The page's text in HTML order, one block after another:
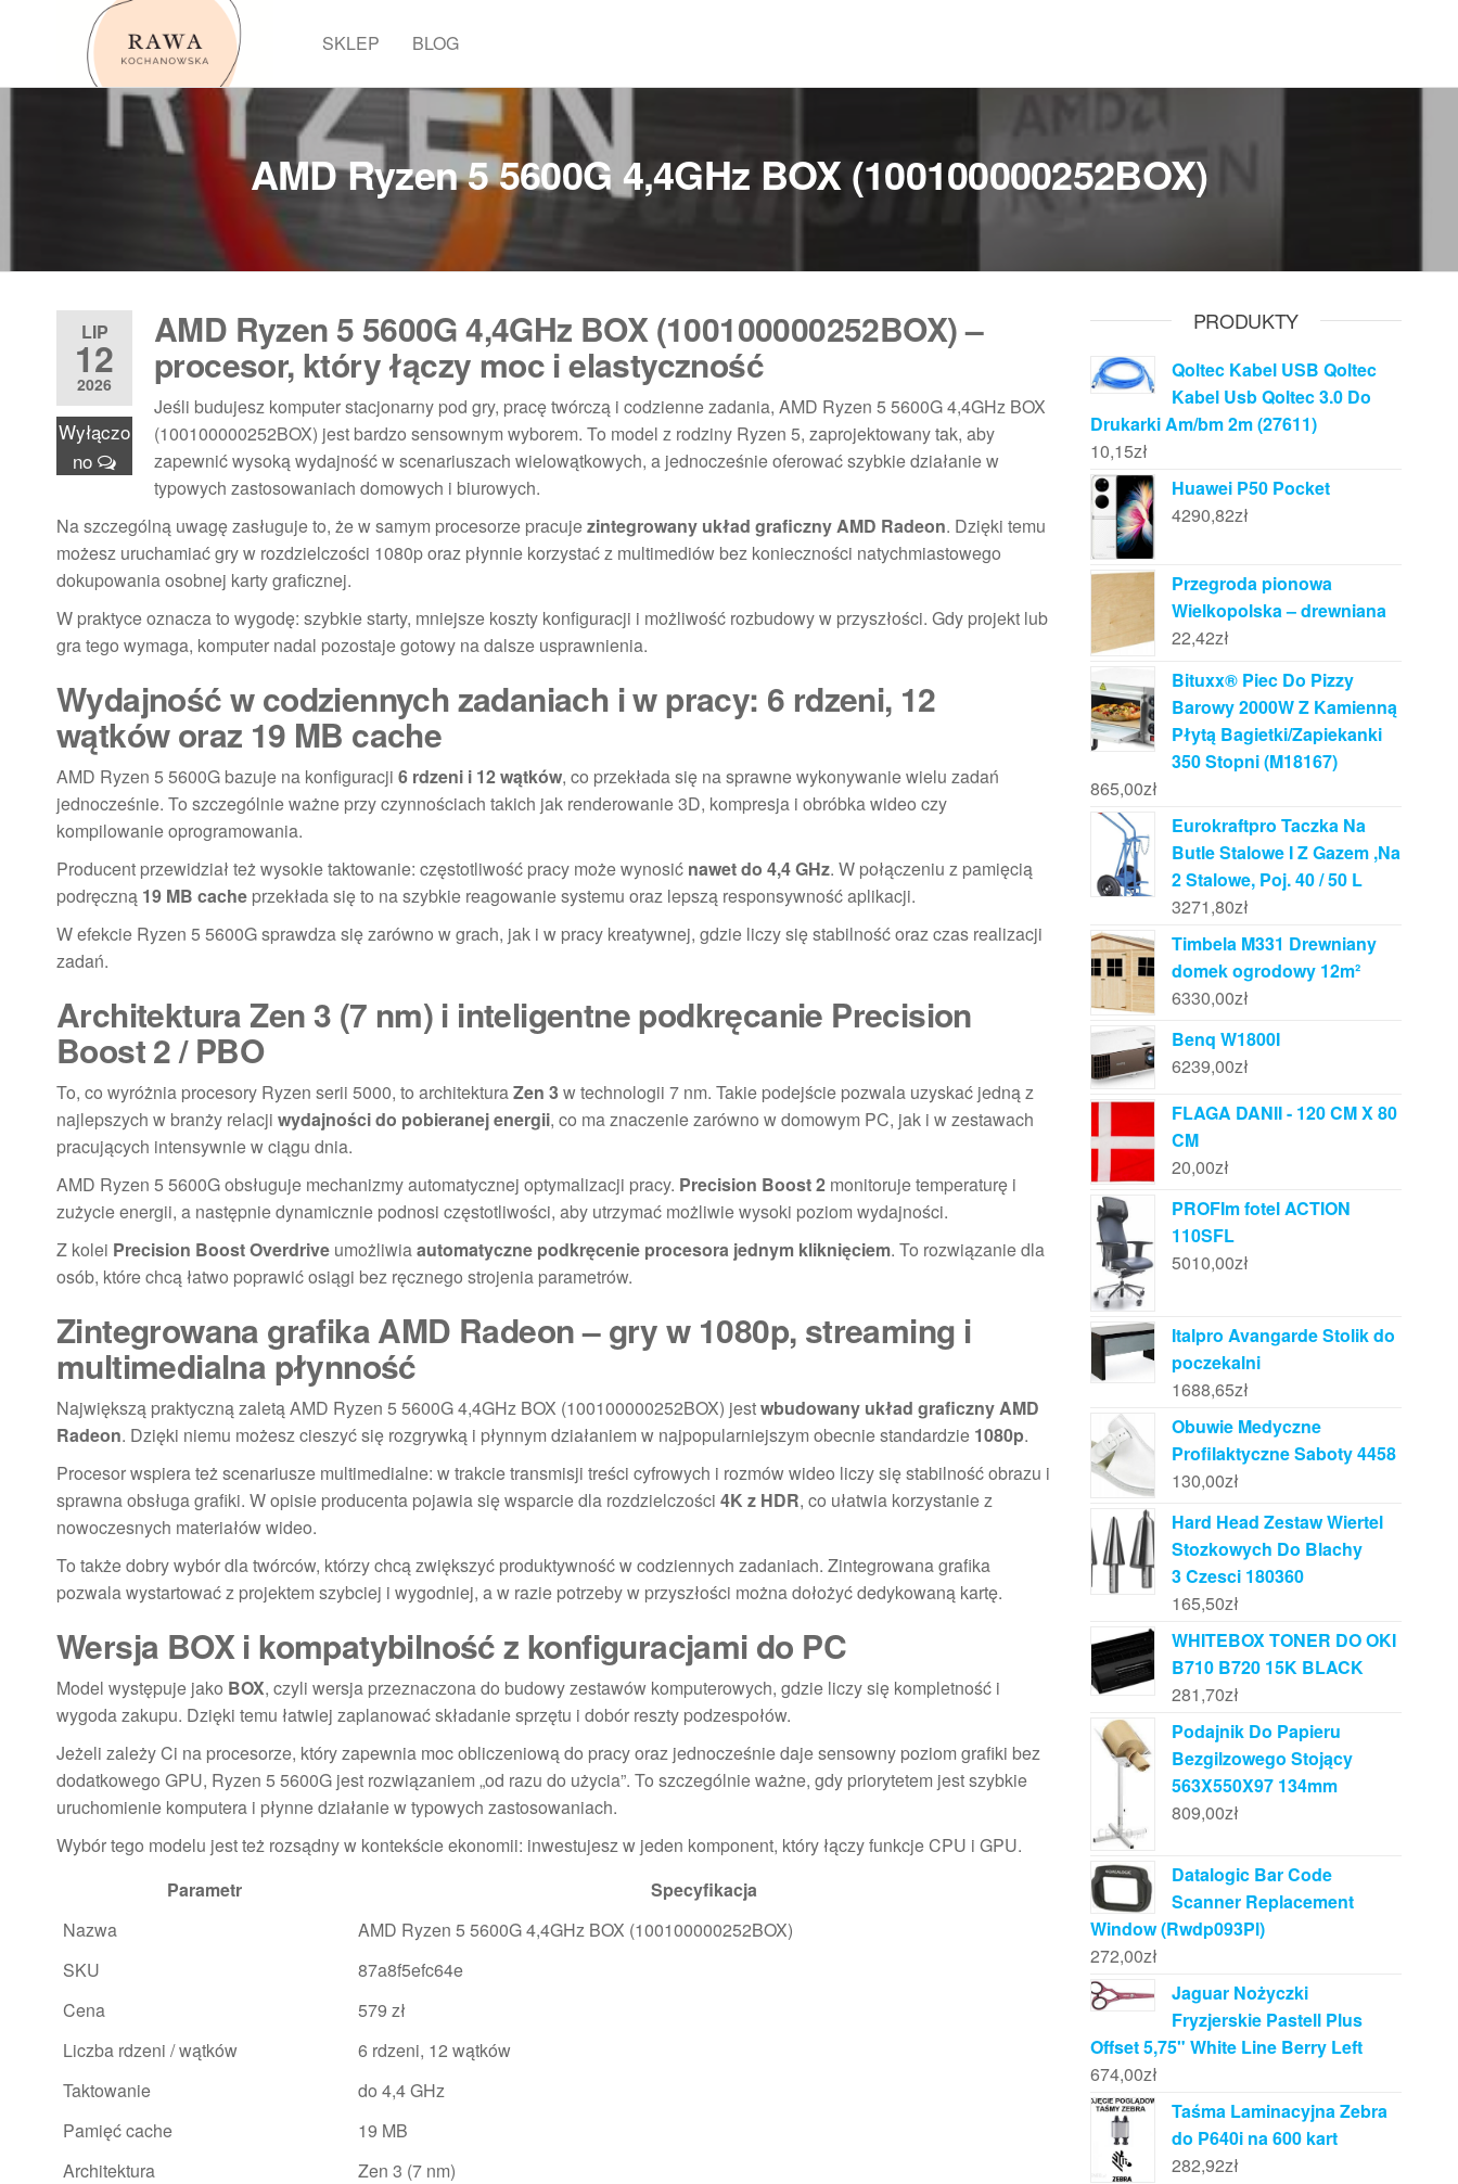
SKLEP BLOG
AMD Ryzen 5 5600G 4,4GHz BOX (100100000252BOX)
LIP
12
2026
Wyłączo
no
AMD Ryzen 5 5600G 4,4GHz BOX (100100000252BOX) –
procesor, który łączy moc i elastyczność
Jeśli budujesz komputer stacjonarny pod gry, pracę twórczą i codzienne zadania, AMD Ryzen 5 5600G 4,4GHz BOX
(100100000252BOX) jest bardzo sensownym wyborem. To model z rodziny Ryzen 5, zaprojektowany tak, aby
zapewnić wysoką wydajność w scenariuszach wielowątkowych, a jednocześnie oferować szybkie działanie w
typowych zastosowaniach domowych i biurowych.
Na szczególną uwagę zasługuje to, że w samym procesorze pracujezintegrowany układ graficzny AMD Radeon. Dzięki temu
możesz uruchamiać gry w rozdzielczości 1080p oraz płynnie korzystać z multimediów bez konieczności natychmiastowego
dokupowania osobnej karty graficznej.
W praktyce oznacza to wygodę: szybkie starty, mniejsze koszty konfiguracji i możliwość rozbudowy w przyszłości. Gdy projekt lub
gra tego wymaga, komputer nadal pozostaje gotowy na dalsze usprawnienia.
Wydajność w codziennych zadaniach i w pracy: 6 rdzeni, 12
wątków oraz 19 MB cache
AMD Ryzen 5 5600G bazuje na konfiguracji 6 rdzeni i 12 wątków, co przekłada się na sprawne wykonywanie wielu zadań
jednocześnie. To szczególnie ważne przy czynnościach takich jak renderowanie 3D, kompresja i obróbka wideo czy
kompilowanie oprogramowania.
Producent przewidział też wysokie taktowanie: częstotliwość pracy może wynosić nawet do 4,4 GHz. W połączeniu z pamięcią
podręczną 19 MB cache przekłada się to na szybkie reagowanie systemu oraz lepszą responsywność aplikacji.
W efekcie Ryzen 5 5600G sprawdza się zarówno w grach, jak i w pracy kreatywnej, gdzie liczy się stabilność oraz czas realizacji
zadań.
Architektura Zen 3 (7 nm) i inteligentne podkręcanie Precision
Boost 2 / PBO
To, co wyróżnia procesory Ryzen serii 5000, to architekturaZen 3w technologii 7 nm. Takie podejście pozwala uzyskać jedną z
najlepszych w branży relacji wydajności do pobieranej energii, co ma znaczenie zarówno w domowym PC, jak i w zestawach
pracujących intensywnie w ciągu dnia.
AMD Ryzen 5 5600G obsługuje mechanizmy automatycznej optymalizacji pracy. Precision Boost 2 monitoruje temperaturę i
zużycie energii, a następnie dynamicznie podnosi częstotliwości, aby utrzymać możliwie wysoki poziom wydajności.
Z kolei Precision Boost Overdrive umożliwiaautomatyczne podkręcenie procesora jednym kliknięciem. To rozwiązanie dla
osób, które chcą łatwo poprawić osiągi bez ręcznego strojenia parametrów.
Zintegrowana grafika AMD Radeon – gry w 1080p, streaming i
multimedialna płynność
Największą praktyczną zaletą AMD Ryzen 5 5600G 4,4GHz BOX (100100000252BOX) jestwbudowany układ graficzny AMD
Radeon. Dzięki niemu możesz cieszyć się rozgrywką i płynnym działaniem w najpopularniejszym obecnie standardzie 1080p.
Procesor wspiera też scenariusze multimedialne: w trakcie transmisji treści cyfrowych i rozmów wideo liczy się stabilność obrazu i
sprawna obsługa grafiki. W opisie producenta pojawia się wsparcie dla rozdzielczości 4K z HDR, co ułatwia korzystanie z
nowoczesnych materiałów wideo.
To także dobry wybór dla twórców, którzy chcą zwiększyć produktywność w codziennych zadaniach. Zintegrowana grafika
pozwala wystartować z projektem szybciej i wygodniej, a w razie potrzeby w przyszłości można dołożyć dedykowaną kartę.
Wersja BOX i kompatybilność z konfiguracjami do PC
Model występuje jako BOX, czyli wersja przeznaczona do budowy zestawów komputerowych, gdzie liczy się kompletność i
wygoda zakupu. Dzięki temu łatwiej zaplanować składanie sprzętu i dobór reszty podzespołów.
Jeżeli zależy Ci na procesorze, który zapewnia moc obliczeniową do pracy oraz jednocześnie daje sensowny poziom grafiki bez
dodatkowego GPU, Ryzen 5 5600G jest rozwiązaniem „od razu do użycia”. To szczególnie ważne, gdy priorytetem jest szybkie
uruchomienie komputera i płynne działanie w typowych zastosowaniach.
Wybór tego modelu jest też rozsądny w kontekście ekonomii: inwestujesz w jeden komponent, który łączy funkcje CPU i GPU.
Parametr
Specyfikacja
Nazwa
AMD Ryzen 5 5600G 4,4GHz BOX (100100000252BOX)
SKU
87a8f5efc64e
Cena
579 zł
Liczba rdzeni / wątków
6 rdzeni, 12 wątków
Taktowanie
do 4,4 GHz
Pamięć cache
19 MB
Architektura
Zen 3 (7 nm)
PRODUKTY
Qoltec Kabel USB Qoltec
Kabel Usb Qoltec 3.0 Do
Drukarki Am/bm 2m (27611)
10,15zł
Huawei P50 Pocket
4290,82zł
Przegroda pionowa
Wielkopolska – drewniana
22,42zł
Bituxx® Piec Do Pizzy
Barowy 2000W Z Kamienną
Płytą Bagietki/Zapiekanki
350 Stopni (M18167)
865,00zł
Eurokraftpro Taczka Na
Butle Stalowe I Z Gazem ,Na
2 Stalowe, Poj. 40 / 50 L
3271,80zł
Timbela M331 Drewniany
domek ogrodowy 12m²
6330,00zł
Benq W1800I
6239,00zł
FLAGA DANII - 120 CM X 80
CM
20,00zł
PROFIm fotel ACTION
110SFL
5010,00zł
Italpro Avangarde Stolik do
poczekalni
1688,65zł
Obuwie Medyczne
Profilaktyczne Saboty 4458
130,00zł
Hard Head Zestaw Wiertel
Stozkowych Do Blachy
3 Czesci 180360
165,50zł
WHITEBOX TONER DO OKI
B710 B720 15K BLACK
281,70zł
Podajnik Do Papieru
Bezgilzowego Stojący
563X550X97 134mm
809,00zł
Datalogic Bar Code
Scanner Replacement
Window (Rwdp093Pl)
272,00zł
Jaguar Nożyczki
Fryzjerskie Pastell Plus
Offset 5,75" White Line Berry Left
674,00zł
Taśma Laminacyjna Zebra
do P640i na 600 kart
282,92zł